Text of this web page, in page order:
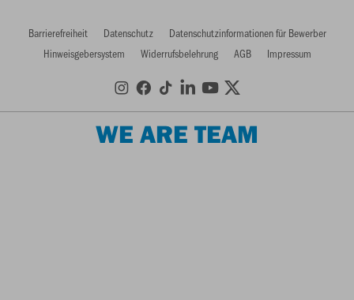
Barrierefreiheit Datenschutz
Datenschutzinformationen für Bewerber
Hinweisgebersystem
Widerrufsbelehrung AGB Impressum
WE ARE TEAM